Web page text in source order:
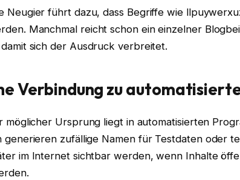
Neugier führt dazu, dass Begriffe wie
Manchmal reicht schon ein einzelner
damit sich der Ausdruck verbreitet.
Verbindung zu
möglicher Ursprung liegt in automatisierten
generieren zufällige Namen für Testdaten oder
im Internet sichtbar werden, wenn Inhalte